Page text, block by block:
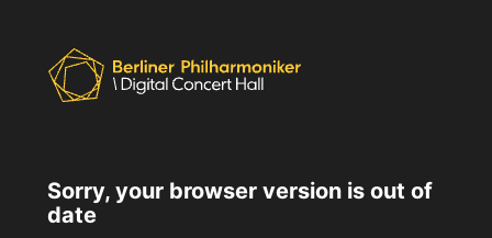
Sorry, your browser version is out of
date